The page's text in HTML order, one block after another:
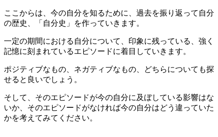
ここからは、今の自分を知るために、過去を振り返って自分
の歴史、「自分史」を作っていきます。
一定の期間における自分について、印象に残っている、強く
記憶に刻まれているエピソードに着目していきます。
ポジティブなもの、ネガティブなもの、どちらについても探
せると良いでしょう。
そして、そのエピソードが今の自分に及ぼしている影響はな
いか、そのエピソードがなければ今の自分はどう違っていた
かを考えてみてください。